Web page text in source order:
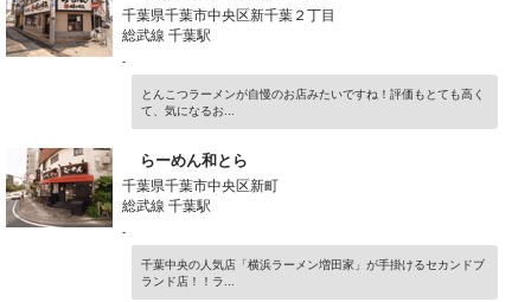
千葉県千葉市中央区新千葉２丁目
総武線 千葉駅
-
とんこつラーメンが自慢のお店みたいですね！評価もとても高く
て、気になるお...
らーめん和とら
千葉県千葉市中央区新町
総武線 千葉駅
-
千葉中央の人気店「横浜ラーメン増田家」が手掛けるセカンドブ
ランド店！！ラ...